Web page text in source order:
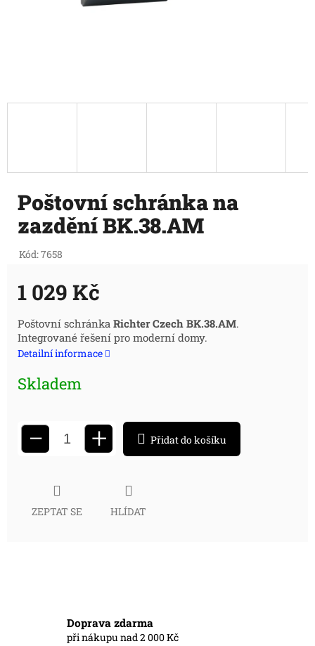
Poštovní schránka na
zazdění BK.38.AM
Kód:7658
1 029 Kč
Měrná
cena:
Poštovní schránka Richter Czech BK.38.AM.
Integrované řešení pro moderní domy.
Detailní informace
Skladem
− + Přidat do košíku
ZEPTAT SE HLÍDAT
Doprava zdarma
při nákupu nad 2 000 Kč